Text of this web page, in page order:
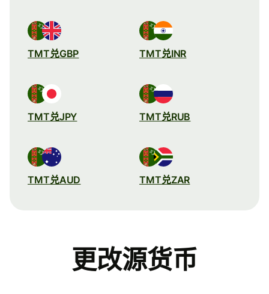
TMT兑GBP TMT兑INR
TMT兑JPY TMT兑RUB
TMT兑AUD TMT兑ZAR
更改源货币